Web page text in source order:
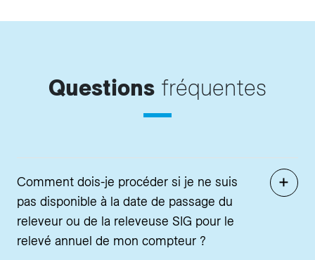
Questions fréquentes
Comment dois-je procéder si je ne suis
pas disponible à la date de passage du
releveur ou de la releveuse SIG pour le
relevé annuel de mon compteur ?